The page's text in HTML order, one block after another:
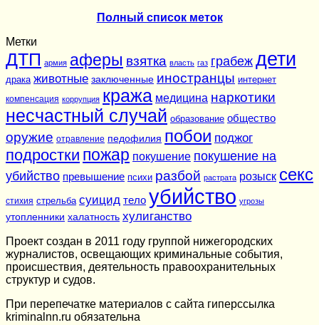
Полный список меток
Метки
ДТП армия аферы взятка власть газ грабеж дети
драка животные заключенные иностранцы интернет
компенсация коррупция кража медицина наркотики
несчастный случай образование общество
оружие отравление педофилия побои поджог
подростки пожар покушение покушение на
убийство превышение психи разбой растрата розыск секс
стихия стрельба суицид тело убийство угрозы
утопленники халатность хулиганство
Проект создан в 2011 году группой нижегородских
журналистов, освещающих криминальные события,
происшествия, деятельность правоохранительных
структур и судов.
При перепечатке материалов c сайта гиперссылка
kriminalnn.ru обязательна